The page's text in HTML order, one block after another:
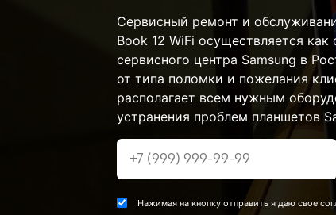
Сервисный ремонт и
Book 12 WiFi осуществляется
сервисного центра Samsung в
от типа поломки и пожелания
располагает всем нужным
устранения проблем планшетов
Нажимая на кнопку отправить я даю свое